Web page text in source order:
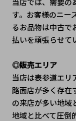
す。お客様のニー
るお品物は中古で
払いを頑張らせて
◎販売エリア
当店は表参道エリ
路面店が多く存在
の来店が多い地域
地域と比べて圧倒